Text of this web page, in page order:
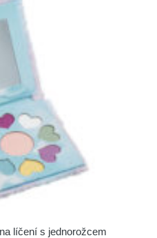
líčení s jednorožcem